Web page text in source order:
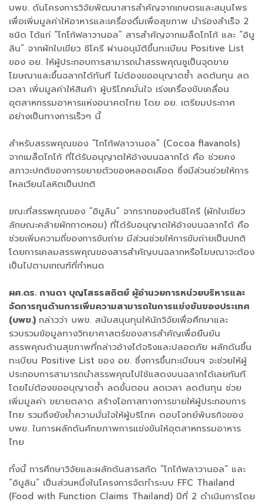
บพข. ดันโครงการวิจัยพัฒนาสารสำคัญจากเกษตรและสมุนไพร
เพื่อเพิ่มมูลค่าให้อาหารและเครื่องดื่มเพื่อสุขภาพ นำร่องสำเร็จ 2
ชนิด ได้แก่ “โกโก้ฟลาวานอล” สารสำคัญจากเมล็ดโกโก้ และ “อินู
ลิน” จากผักใบเขียว ชิโครี ผ่านอนุมัติขึ้นทะเบียน Positive List
ของ อย. ให้ผู้ประกอบการสามารถนำสรรพคุณชูเป็นจุดขาย
โฆษณาและขึ้นฉลากได้ทันที ไม่ต้องขออนุญาตซ้ำ ลดต้นทุน ลด
เวลา เพิ่มมูลค่าให้สินค้า ผู้บริโภคมั่นใจ เร่งเครื่องขับเคลื่อน
อุตสาหกรรมอาหารแห่งอนาคตไทย โดย อย. เตรียมประกาศ
อย่างเป็นทางการเร็วๆ นี้
สำหรับสรรพคุณของ “โกโก้ฟลาวานอล” (Cocoa flavanols)
จากเมล็ดโกโก้ ที่ได้รับอนุญาตให้อ้างบนฉลากได้ คือ ช่วยคง
สภาวะปกติของการขยายตัวของหลอดเลือด ซึ่งมีส่วนช่วยให้การ
ไหลเวียนโลหิตเป็นปกติ
ขณะที่สรรพคุณของ “อินูลิน” จากรากของต้นชิโครี (ผักใบเขียว
ลักษณะคล้ายผักกาดหอม) ที่ได้รับอนุญาตให้อ้างบนฉลากได้ คือ
ช่วยเพิ่มความถี่ของการขับถ่าย มีส่วนช่วยให้การขับถ่ายเป็นปกติ
โดยการเคลมสรรพคุณของสารสำคัญบนฉลากหรือโฆษณาจะต้อง
เป็นไปตามเกณฑ์ที่กำหนด
ผศ.ดร. กานดา บุญโสธรสถิตย์ ผู้อำนวยการหน่วยบริหารและ
จัดการทุนด้านการเพิ่มความสามารถในการแข่งขันของประเทศ
(บพข.) กล่าวว่า บพข. สนับสนุนทุนให้นักวิจัยเพื่อศึกษาและ
รวบรวมข้อมูลทางวิทยาศาสตร์ของสารสำคัญเพื่อยืนยัน
สรรพคุณด้านสุขภาพที่กล่าวอ้างได้จริงและปลอดภัย ผลักดันขึ้น
ทะเบียน Positive List ของ อย. ซึ่งการขึ้นทะเบียนฯ จะช่วยให้ผู้
ประกอบการสามารถนำสรรพคุณไปใช้แสดงบนฉลากได้เลยทันที
โดยไม่ต้องขออนุญาตซ้ำ ลดขั้นตอน ลดเวลา ลดต้นทุน ช่วย
เพิ่มมูลค่า ขยายตลาด สร้างโอกาสทางการขายให้ผู้ประกอบการ
ไทย รวมถึงยังย้ำความมั่นใจให้ผู้บริโภค ตอบโจทย์พันธกิจของ
บพข. ในการผลักดันศักยภาพการแข่งขันให้อุตสาหกรรมอาหาร
ไทย
ทั้งนี้ การศึกษาวิจัยและผลักดันสารสกัด “โกโก้ฟลาวานอล” และ
“อินูลิน” เป็นส่วนหนึ่งในโครงการจัดทำระบบ FFC Thailand
(Food with Function Claims Thailand) ปีที่ 2 ดำเนินการโดย